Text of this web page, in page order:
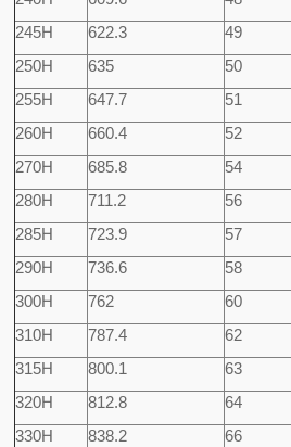
245H
622.3 49
250H
635 50
255H
647.7 51
260H
660.4 52
270H
685.8 54
280H
711.2 56
285H
723.9 57
290H
736.6 58
300H
762 60
310H
787.4 62
315H
800.1 63
320H
812.8 64
330H
838.2 66